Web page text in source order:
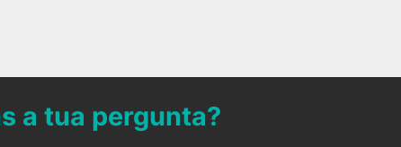
a tua pergunta?